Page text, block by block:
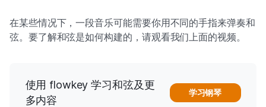
在某些情况下，一段音乐可能需要你用不同的手指来弹奏和
弦。要了解和弦是如何构建的，请观看我们上面的视频。
使用 flowkey 学习和弦及更
多内容
学习钢琴